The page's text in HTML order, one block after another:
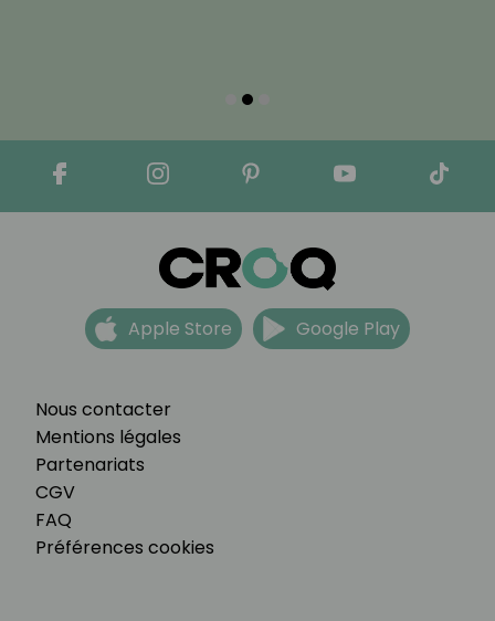
Nous contacter
Mentions légales
Partenariats
CGV
FAQ
Préférences cookies
Apple Store Google Play